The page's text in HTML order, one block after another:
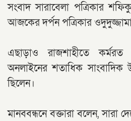
সংবাদ সারাবেলা পত্রিকার
আজকের দর্পন পত্রিকার
এছাড়াও রাজশাহীতে কর্মরত
অনলাইনের শতাধিক সাংবাদিক
ছিলেন।
মানববন্ধনে বক্তারা বলেন, সারা